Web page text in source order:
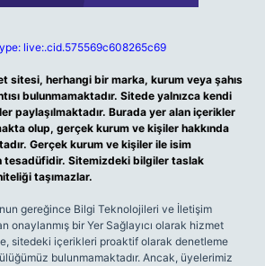
live:.cid.575569c608265c69
sitesi, herhangi bir marka, kurum veya şahıs
bulunmamaktadır. Sitede yalnızca kendi
paylaşılmaktadır. Burada yer alan içerikler
olup, gerçek kurum ve kişiler hakkında
Gerçek kurum ve kişiler ile isim
tesadüfidir. Sitemizdeki bilgiler taslak
taşımazlar.
gereğince Bilgi Teknolojileri ve İletişim
onaylanmış bir Yer Sağlayıcı olarak hizmet
sitedeki içerikleri proaktif olarak denetleme
bulunmamaktadır. Ancak, üyelerimiz